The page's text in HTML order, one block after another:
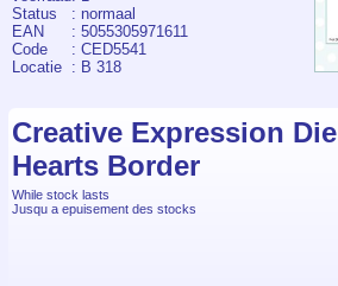
Status
: normaal
EAN
: 5055305971611
Code
: CED5541
Locatie : B 318
Creative Expression Die
Hearts Border
While stock lasts
Jusqu a epuisement des stocks